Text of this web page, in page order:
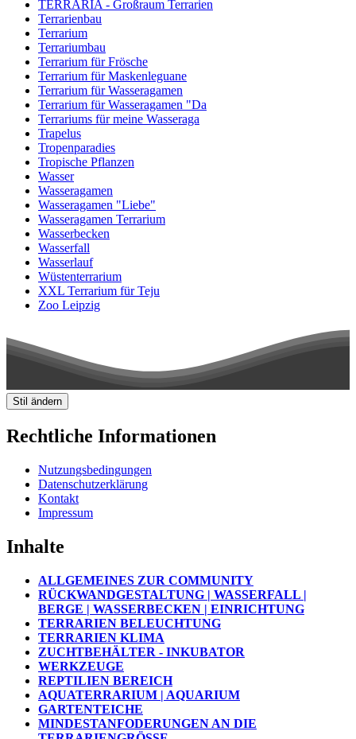
TERRARIA - Großraum Terrarien
Terrarienbau
Terrarium
Terrariumbau
Terrarium für Frösche
Terrarium für Maskenleguane
Terrarium für Wasseragamen
Terrarium für Wasseragamen "Da
Terrariums für meine Wasseraga
Trapelus
Tropenparadies
Tropische Pflanzen
Wasser
Wasseragamen
Wasseragamen "Liebe"
Wasseragamen Terrarium
Wasserbecken
Wasserfall
Wasserlauf
Wüstenterrarium
XXL Terrarium für Teju
Zoo Leipzig
Stil ändern
Rechtliche Informationen
Nutzungsbedingungen
Datenschutzerklärung
Kontakt
Impressum
Inhalte
ALLGEMEINES ZUR COMMUNITY
RÜCKWANDGESTALTUNG | WASSERFALL |
BERGE | WASSERBECKEN | EINRICHTUNG
TERRARIEN BELEUCHTUNG
TERRARIEN KLIMA
ZUCHTBEHÄLTER - INKUBATOR
WERKZEUGE
REPTILIEN BEREICH
AQUATERRARIUM | AQUARIUM
GARTENTEICHE
MINDESTANFODERUNGEN AN DIE